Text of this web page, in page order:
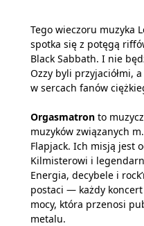
Tego wieczoru muzyka
spotka się z potęgą
Black Sabbath. I nie
Ozzy byli przyjaciółmi,
w sercach fanów
Orgasmatron to
muzyków związanych
Flapjack. Ich misją jest
Kilmisterowi i
Energia, decybele i
postaci — każdy
mocy, która przenosi
metalu.